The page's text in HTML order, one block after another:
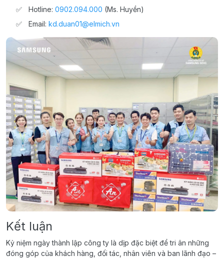
Hotline: 0902.094.000 (Ms. Huyền)
Email: kd.duan01@elmich.vn
Kết luận
Kỷ niệm ngày thành lập công ty là dịp đặc biệt để tri ân những
đóng góp của khách hàng, đối tác, nhân viên và ban lãnh đạo –